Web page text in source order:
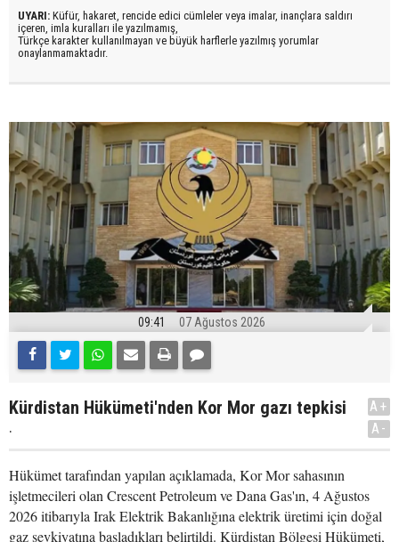
UYARI: Küfür, hakaret, rencide edici cümleler veya imalar, inançlara saldırı
içeren, imla kuralları ile yazılmamış,
Türkçe karakter kullanılmayan ve büyük harflerle yazılmış yorumlar
onaylanmamaktadır.
09:41 07 Ağustos 2026
Kürdistan Hükümeti'nden Kor Mor gazı tepkisi
.
A+
A-
Hükümet tarafından yapılan açıklamada, Kor Mor sahasının
işletmecileri olan Crescent Petroleum ve Dana Gas'ın, 4 Ağustos
2026 itibarıyla Irak Elektrik Bakanlığına elektrik üretimi için doğal
gaz sevkiyatına başladıkları belirtildi. Kürdistan Bölgesi Hükümeti,